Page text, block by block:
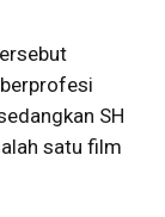
SH
satu film